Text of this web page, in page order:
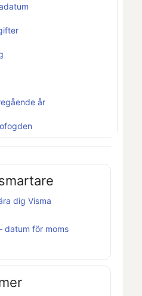
år
dig Visma
datum för moms